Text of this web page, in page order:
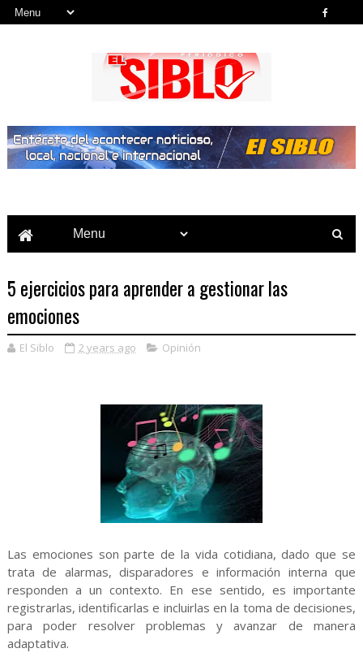
5 ejercicios para aprender a gestionar las
emociones
El Siblo 2 years ago Opinión
Las emociones son parte de la vida cotidiana, dado que se
trata de alarmas, disparadores e información interna que
responden a un contexto. En ese sentido, es importante
registrarlas, identificarlas e incluirlas en la toma de decisiones,
para poder resolver problemas y avanzar de manera
adaptativa.